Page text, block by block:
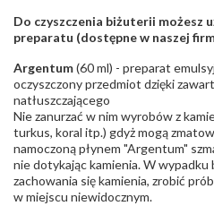
Do czyszczenia biżuterii możesz
preparatu (dostępne w naszej
Argentum(60 ml) - preparat
oczyszczony przedmiot dzięki
natłuszczającego
Nie zanurzać w nim wyrobów z
turkus, koral itp.) gdyż mogą
namoczoną płynem "Argentum"
nie dotykając kamienia. W wypadku
zachowania się kamienia, zrobić
w miejscu niewidocznym.